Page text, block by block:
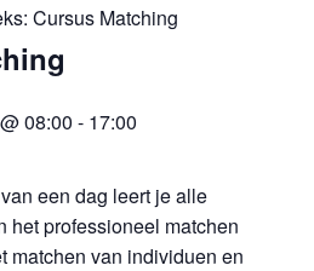
Cursus Matching
08:00 - 17:00
een dag leert je alle
het professioneel matchen
matchen van individuen en